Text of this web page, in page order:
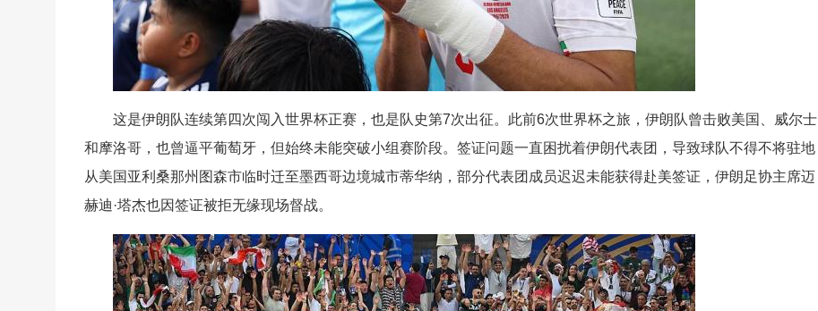
这是伊朗队连续第四次闯入世界杯正赛，也是队史第7次出征。此前6次世界杯之旅，伊朗队曾击败美国、威尔士
和摩洛哥，也曾逼平葡萄牙，但始终未能突破小组赛阶段。签证问题一直困扰着伊朗代表团，导致球队不得不将驻地
从美国亚利桑那州图森市临时迁至墨西哥边境城市蒂华纳，部分代表团成员迟迟未能获得赴美签证，伊朗足协主席迈
赫迪·塔杰也因签证被拒无缘现场督战。